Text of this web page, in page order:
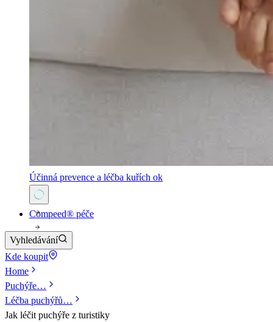
Účinná prevence a léčba kuřích ok
Compeed® péče
Vyhledávání
Kde koupit
Home
Puchýře…
Léčba puchýřů…
Jak léčit puchýře z turistiky